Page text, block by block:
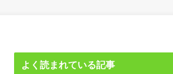
よく読まれている記事